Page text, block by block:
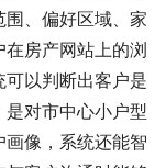
、偏好区域、家
房产网站上的浏
以判断出客户是
对市中心小户型
像，系统还能智